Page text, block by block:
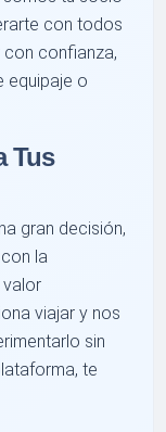
con todos
con confianza,
equipaje o
Tus
gran decisión,
la
valor
viajar y nos
sin
te